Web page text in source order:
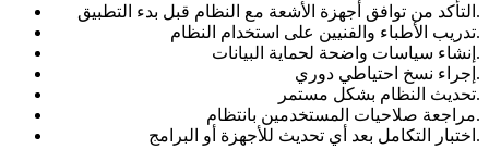
التأكد من توافق أجهزة الأشعة مع النظام قبل بدء التطبيق.
تدريب الأطباء والفنيين على استخدام النظام.
إنشاء سياسات واضحة لحماية البيانات.
إجراء نسخ احتياطي دوري.
تحديث النظام بشكل مستمر.
مراجعة صلاحيات المستخدمين بانتظام.
اختبار التكامل بعد أي تحديث للأجهزة أو البرامج.